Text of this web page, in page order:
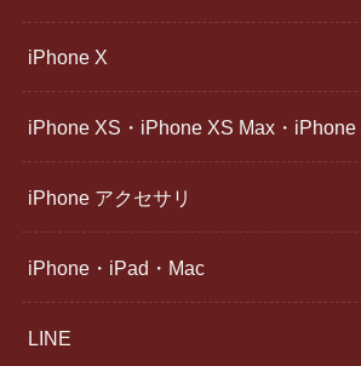
iPhone X
iPhone XS・iPhone XS Max・iPhone
iPhone アクセサリ
iPhone・iPad・Mac
LINE